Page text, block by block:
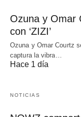
Ozuna y Omar
con ‘ZIZI’
Ozuna y Omar Courtz
captura la vibra…
Hace 1 día
NOTICIAS